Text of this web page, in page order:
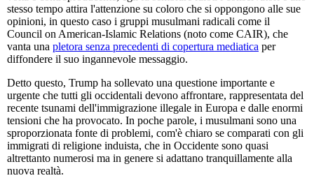
stesso tempo attira l'attenzione su coloro che si oppongono alle sue
opinioni, in questo caso i gruppi musulmani radicali come il
Council on American-Islamic Relations (noto come CAIR), che
vanta una pletora senza precedenti di copertura mediatica per
diffondere il suo ingannevole messaggio.
Detto questo, Trump ha sollevato una questione importante e
urgente che tutti gli occidentali devono affrontare, rappresentata del
recente tsunami dell'immigrazione illegale in Europa e dalle enormi
tensioni che ha provocato. In poche parole, i musulmani sono una
sproporzionata fonte di problemi, com'è chiaro se comparati con gli
immigrati di religione induista, che in Occidente sono quasi
altrettanto numerosi ma in genere si adattano tranquillamente alla
nuova realtà.